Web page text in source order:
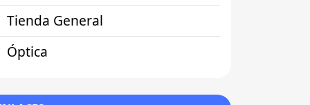
Tienda General
Óptica